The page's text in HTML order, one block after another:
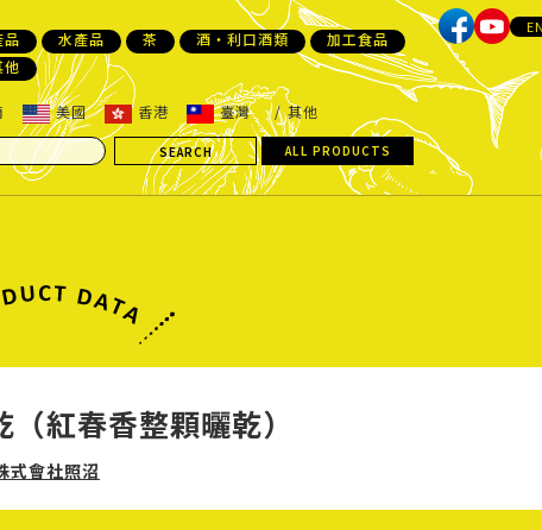
品 水產品 茶 酒・利口酒類
加工食品
他
美國 香港 臺灣
其他
ALL PRODUCTS
紅春香整顆曬乾）
式會社照沼